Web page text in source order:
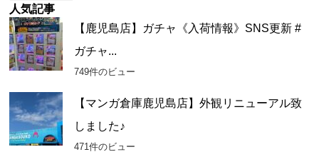
ー
カ
イ
ブ
人気記事
【鹿児島店】ガチャ《入荷情報》SNS更新 #
ガチャ...
749件のビュー
【マンガ倉庫鹿児島店】外観リニューアル致
しました♪
471件のビュー